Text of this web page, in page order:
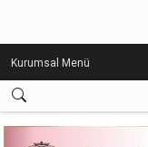
Kurumsal Menü